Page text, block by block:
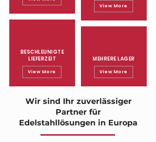
BESCHLEUNIGTE
LIEFERZEIT
View More
View More
MEHRERE LAGER
View More
Wir sind Ihr zuverlässiger
Partner für
Edelstahllösungen in Europa